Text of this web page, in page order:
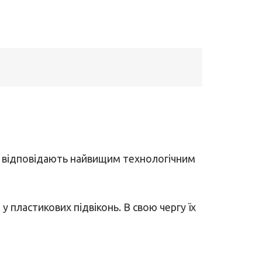
відповідають найвищим технологічним
підвіконь. В свою чергу їх